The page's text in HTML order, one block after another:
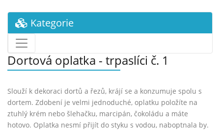
Kategorie
Dortová oplatka - trpaslíci č. 1
Slouží k dekoraci dortů a řezů, krájí se a konzumuje spolu s
dortem. Zdobení je velmi jednoduché, oplatku položíte na
ztuhlý krém nebo šlehačku, marcipán, čokoládu a máte
hotovo. Oplatka nesmí přijít do styku s vodou, naboptnala by.